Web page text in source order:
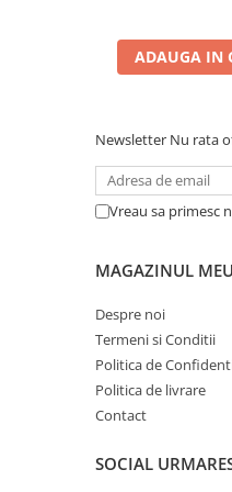
Persistență:
Utilizare
livrat în
experiența
Comandă acum
exotice, flori
ADAUGA IN
Newsletter Nu rata
Vreau sa primesc
MAGAZINUL MEU
Despre noi
Termeni si Conditii
Politica de
Politica de livrare
Contact
SOCIAL